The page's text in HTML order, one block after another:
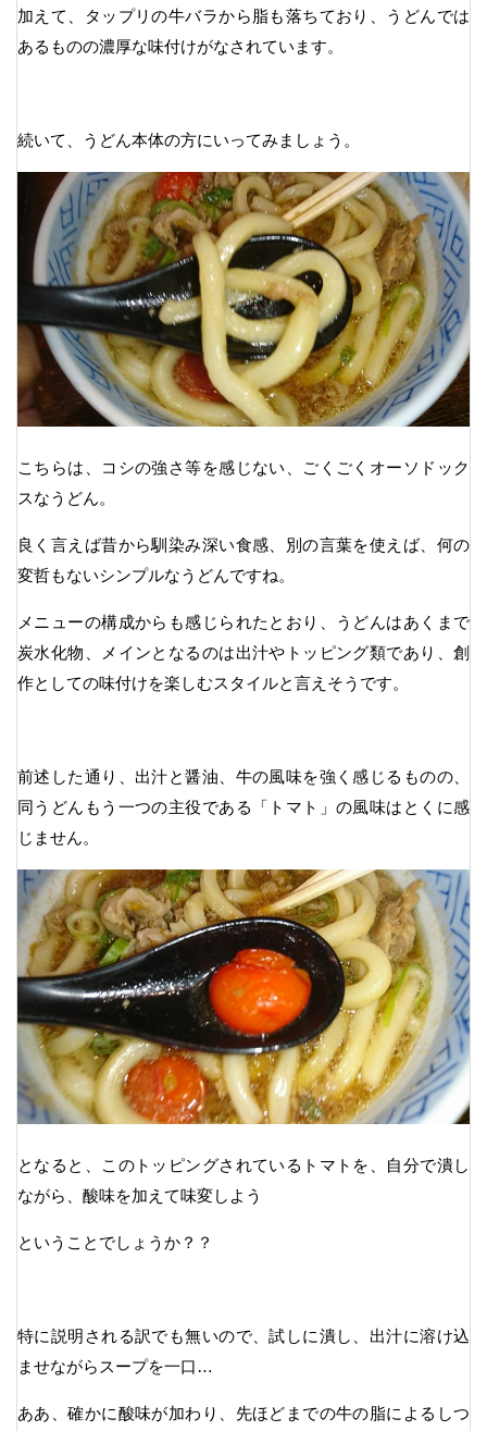
加えて、タップリの牛バラから脂も落ちており、うどんでは
あるものの濃厚な味付けがなされています。
続いて、うどん本体の方にいってみましょう。
こちらは、コシの強さ等を感じない、ごくごくオーソドック
スなうどん。
良く言えば昔から馴染み深い食感、別の言葉を使えば、何の
変哲もないシンプルなうどんですね。
メニューの構成からも感じられたとおり、うどんはあくまで
炭水化物、メインとなるのは出汁やトッピング類であり、創
作としての味付けを楽しむスタイルと言えそうです。
前述した通り、出汁と醤油、牛の風味を強く感じるものの、
同うどんもう一つの主役である「トマト」の風味はとくに感
じません。
となると、このトッピングされているトマトを、自分で潰し
ながら、酸味を加えて味変しよう
ということでしょうか？？
特に説明される訳でも無いので、試しに潰し、出汁に溶け込
ませながらスープを一口…
ああ、確かに酸味が加わり、先ほどまでの牛の脂によるしつ